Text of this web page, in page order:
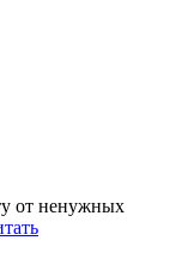
от ненужных